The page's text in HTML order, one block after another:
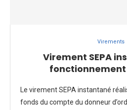
Virements
Virement SEPA
fonctionnement
Le virement SEPA instantané
fonds du compte du donneur